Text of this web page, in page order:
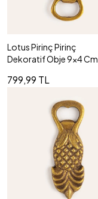
Lotus Pirinç Pirinç
Dekoratif Obje 9x4 Cm
799,99 TL